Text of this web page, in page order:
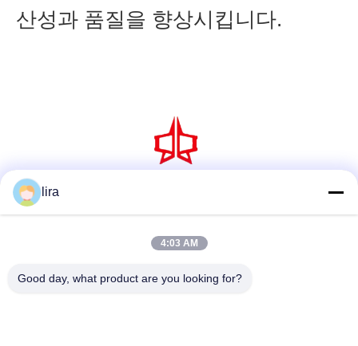
산성과 품질을 향상시킵니다.
빠른 연락
lira
4:03 AM
Good day, what product are you looking for?